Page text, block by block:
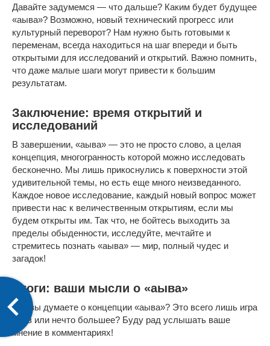
Давайте задумемся — что дальше? Каким будет будущее
«аыва»? Возможно, новый технический прогресс или
культурный переворот? Нам нужно быть готовыми к
переменам, всегда находиться на шаг впереди и быть
открытыми для исследований и открытий. Важно помнить,
что даже малые шаги могут привести к большим
результатам.
Заключение: время открытий и
исследований
В завершении, «аыва» — это не просто слово, а целая
концепция, многогранность которой можно исследовать
бесконечно. Мы лишь прикоснулись к поверхности этой
удивительной темы, но есть еще много неизведанного.
Каждое новое исследование, каждый новый вопрос может
привести нас к величественным открытиям, если мы
будем открыты им. Так что, не бойтесь выходить за
пределы обыденности, исследуйте, мечтайте и
стремитесь познать «аыва» — мир, полный чудес и
загадок!
Итоги: ваши мысли о «аыва»
Что вы думаете о концепции «аыва»? Это всего лишь игра
слов или нечто большее? Буду рад услышать ваше
мнение в комментариях!